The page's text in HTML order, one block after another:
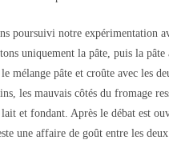
poursuivi notre expérimentation
uniquement la pâte, puis la
mélange pâte et croûte avec les
les mauvais côtés du fromage
et fondant. Après le débat est
une affaire de goût entre les